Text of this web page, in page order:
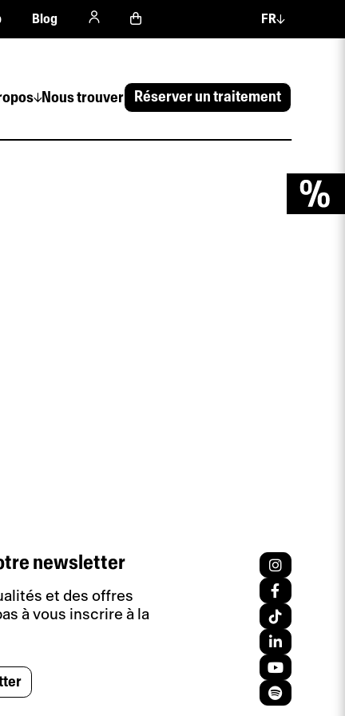
Nous trouver Réserver un traitement
Blog FR
newsletter
et des offres
à vous inscrire à la